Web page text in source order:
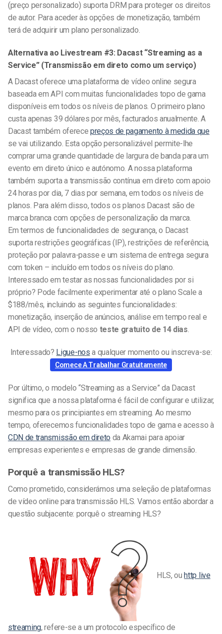
(preço personalizado) suporta DRM para proteger os direitos
de autor. Para aceder às opções de monetização, também
terá de adquirir um plano personalizado.
Alternativa ao Livestream #3: Dacast “Streaming as a
Service” (Transmissão em direto como um serviço)
A Dacast oferece uma plataforma de vídeo online segura
baseada em API com muitas funcionalidades topo de gama
disponíveis em todos os níveis de planos. O primeiro plano
custa apenas 39 dólares por mês, facturados anualmente. A
Dacast também oferece preços de pagamento à medida que
se vai utilizando. Esta opção personalizável permite-lhe
comprar uma grande quantidade de largura de banda para um
evento em direto único e autónomo. A nossa plataforma
também suporta a transmissão contínua em direto com apoio
24 horas por dia, 7 dias por semana, em todos os níveis de
planos. Para além disso, todos os planos Dacast são de
marca branca com opções de personalização da marca.
Em termos de funcionalidades de segurança, o Dacast
suporta restrições geográficas (IP), restrições de referência,
proteção por palavra-passe e um sistema de entrega segura
com token – incluído em todos os níveis do plano.
Interessado em testar as nossas funcionalidades por si
próprio? Pode facilmente experimentar até o plano Scale a
$188/mês, incluindo as seguintes funcionalidades:
monetização, inserção de anúncios, análise em tempo real e
API de vídeo, com o nosso teste gratuito de 14 dias.
Interessado? Ligue-nos a qualquer momento ou inscreva-se:
Comece A Trabalhar Gratuitamente
Por último, o modelo “Streaming as a Service” da Dacast
significa que a nossa plataforma é fácil de configurar e utilizar,
mesmo para os principiantes em streaming. Ao mesmo
tempo, oferecemos funcionalidades topo de gama e acesso à
CDN de transmissão em direto da Akamai para apoiar
empresas experientes e empresas de grande dimensão.
Porquê a transmissão HLS?
Como prometido, considerámos uma seleção de plataformas
de vídeo online para transmissão HLS. Vamos então abordar a
questão subjacente: porquê o streaming HLS?
HLS, ouhttp live
streaming, refere-se a um protocolo específico de